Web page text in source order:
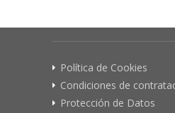
Política de Cookies
Condiciones de
Protección de Datos